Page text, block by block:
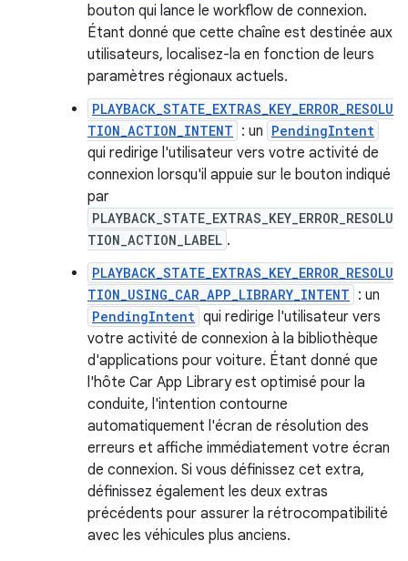
bouton qui lance le workflow de connexion.
Étant donné que cette chaîne est destinée aux
utilisateurs, localisez-la en fonction de leurs
paramètres régionaux actuels.
PLAYBACK_STATE_EXTRAS_KEY_ERROR_RESOLU
TION_ACTION_INTENT : un PendingIntent
qui redirige l'utilisateur vers votre activité de
connexion lorsqu'il appuie sur le bouton indiqué
par
PLAYBACK_STATE_EXTRAS_KEY_ERROR_RESOLU
TION_ACTION_LABEL .
PLAYBACK_STATE_EXTRAS_KEY_ERROR_RESOLU
TION_USING_CAR_APP_LIBRARY_INTENT : un
PendingIntent qui redirige l'utilisateur vers
votre activité de connexion à la bibliothèque
d'applications pour voiture. Étant donné que
l'hôte Car App Library est optimisé pour la
conduite, l'intention contourne
automatiquement l'écran de résolution des
erreurs et affiche immédiatement votre écran
de connexion. Si vous définissez cet extra,
définissez également les deux extras
précédents pour assurer la rétrocompatibilité
avec les véhicules plus anciens.